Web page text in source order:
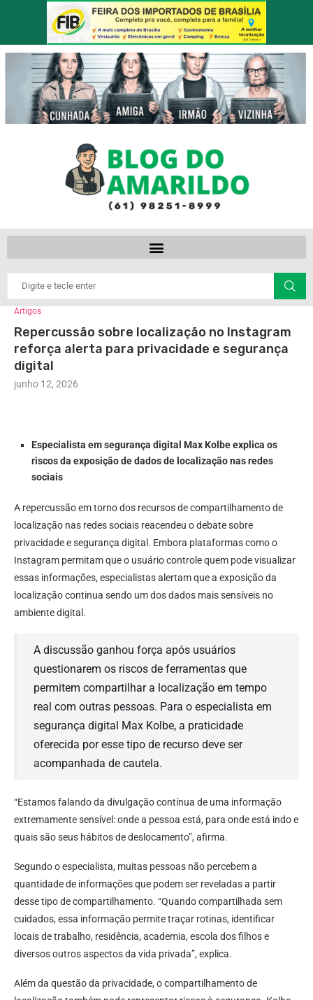
Artigos
Repercussão sobre localização no Instagram
reforça alerta para privacidade e segurança
digital
junho 12, 2026
Especialista em segurança digital Max Kolbe explica os
riscos da exposição de dados de localização nas redes
sociais
A repercussão em torno dos recursos de compartilhamento de
localização nas redes sociais reacendeu o debate sobre
privacidade e segurança digital. Embora plataformas como o
Instagram permitam que o usuário controle quem pode visualizar
essas informações, especialistas alertam que a exposição da
localização continua sendo um dos dados mais sensíveis no
ambiente digital.
A discussão ganhou força após usuários
questionarem os riscos de ferramentas que
permitem compartilhar a localização em tempo
real com outras pessoas. Para o especialista em
segurança digital Max Kolbe, a praticidade
oferecida por esse tipo de recurso deve ser
acompanhada de cautela.
“Estamos falando da divulgação contínua de uma informação
extremamente sensível: onde a pessoa está, para onde está indo e
quais são seus hábitos de deslocamento”, afirma.
Segundo o especialista, muitas pessoas não percebem a
quantidade de informações que podem ser reveladas a partir
desse tipo de compartilhamento. “Quando compartilhada sem
cuidados, essa informação permite traçar rotinas, identificar
locais de trabalho, residência, academia, escola dos filhos e
diversos outros aspectos da vida privada”, explica.
Além da questão da privacidade, o compartilhamento de